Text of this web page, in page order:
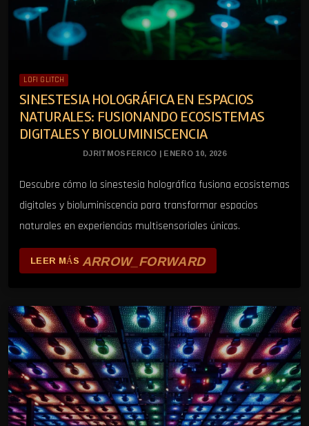
LOFI GLITCH
SINESTESIA HOLOGRÁFICA EN ESPACIOS
NATURALES: FUSIONANDO ECOSISTEMAS
DIGITALES Y BIOLUMINISCENCIA
DJRITMOSFERICO | ENERO 10, 2026
Descubre cómo la sinestesia holográfica fusiona ecosistemas
digitales y bioluminiscencia para transformar espacios
naturales en experiencias multisensoriales únicas.
LEER MÁS ARROW_FORWARD